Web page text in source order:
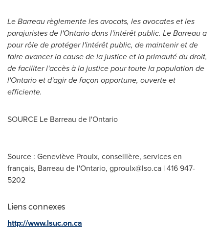
Le Barreaurèglemente les avocats, les avocates et les
parajuristes de l'Ontariodans l'intérêt public. Le Barreaua
pour rôle de protéger l'intérêt public, de maintenir et de
faire avancer la cause de la justice et la primauté du droit,
de faciliter l'accès à la justice pour toute la population de
l'Ontarioet d'agir de façon opportune, ouverte et
efficiente.
SOURCE Le Barreau de l'Ontario
Source : Geneviève Proulx, conseillère, services en
français, Barreau de l'Ontario, gproulx@lso.ca | 416 947-
5202
Liens connexes
http://www.lsuc.on.ca